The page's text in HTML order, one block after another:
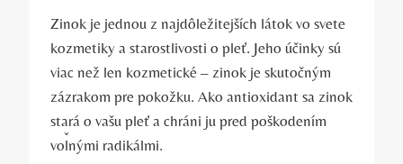
Zinok je jednou z najdôležitejších látok vo svete
kozmetiky a starostlivosti o pleť. Jeho účinky sú
viac než len kozmetické – zinok je skutočným
zázrakom pre pokožku. Ako antioxidant sa zinok
stará o vašu pleť a chráni ju pred poškodením
voľnými radikálmi.